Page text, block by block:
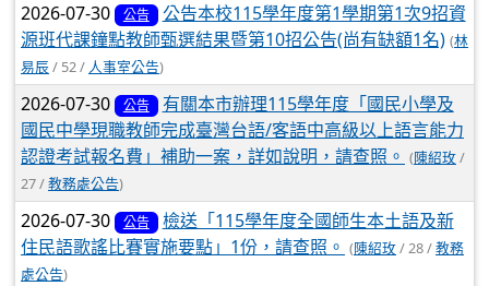
2026-07-30 公告
公告本校115學年度第1學期第1次9招資
源班代課鐘點教師甄選結果暨第10招公告(尚有缺額1名) (林
易辰/ 52 / 人事室公告)
2026-07-30 公告
有關本市辦理115學年度「國民小學及
國民中學現職教師完成臺灣台語/客語中高級以上語言能力
認證考試報名費」補助一案，詳如說明，請查照。 (陳紹玫/
27 /教務處公告)
2026-07-30 公告
檢送「115學年度全國師生本土語及新
住民語歌謠比賽實施要點」1份，請查照。 (陳紹玫/ 28 /教務
處公告)